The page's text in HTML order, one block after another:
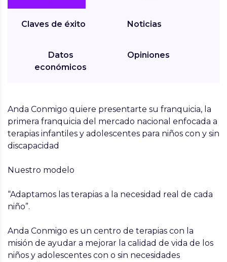
Claves de éxito
Datos
económicos
Noticias
Opiniones
Anda Conmigo quiere presentarte su franquicia, la
primera franquicia del mercado nacional enfocada a
terapias infantiles y adolescentes para niños con y sin
discapacidad
Nuestro modelo
“Adaptamos las terapias a la necesidad real de cada
niño”.
Anda Conmigo es un centro de terapias con la
misión de ayudar a mejorar la calidad de vida de los
niños y adolescentes con o sin necesidades